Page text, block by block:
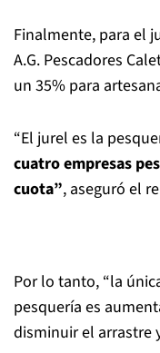
Finalmente, para el
A.G. Pescadores
un 35% para
“El jurel es la
cuatro empresas
cuota”, aseguró el
Por lo tanto, “la
pesquería es
disminuir el arrastre